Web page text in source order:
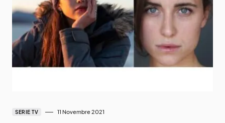
SERIE TV 11 Novembre 2021